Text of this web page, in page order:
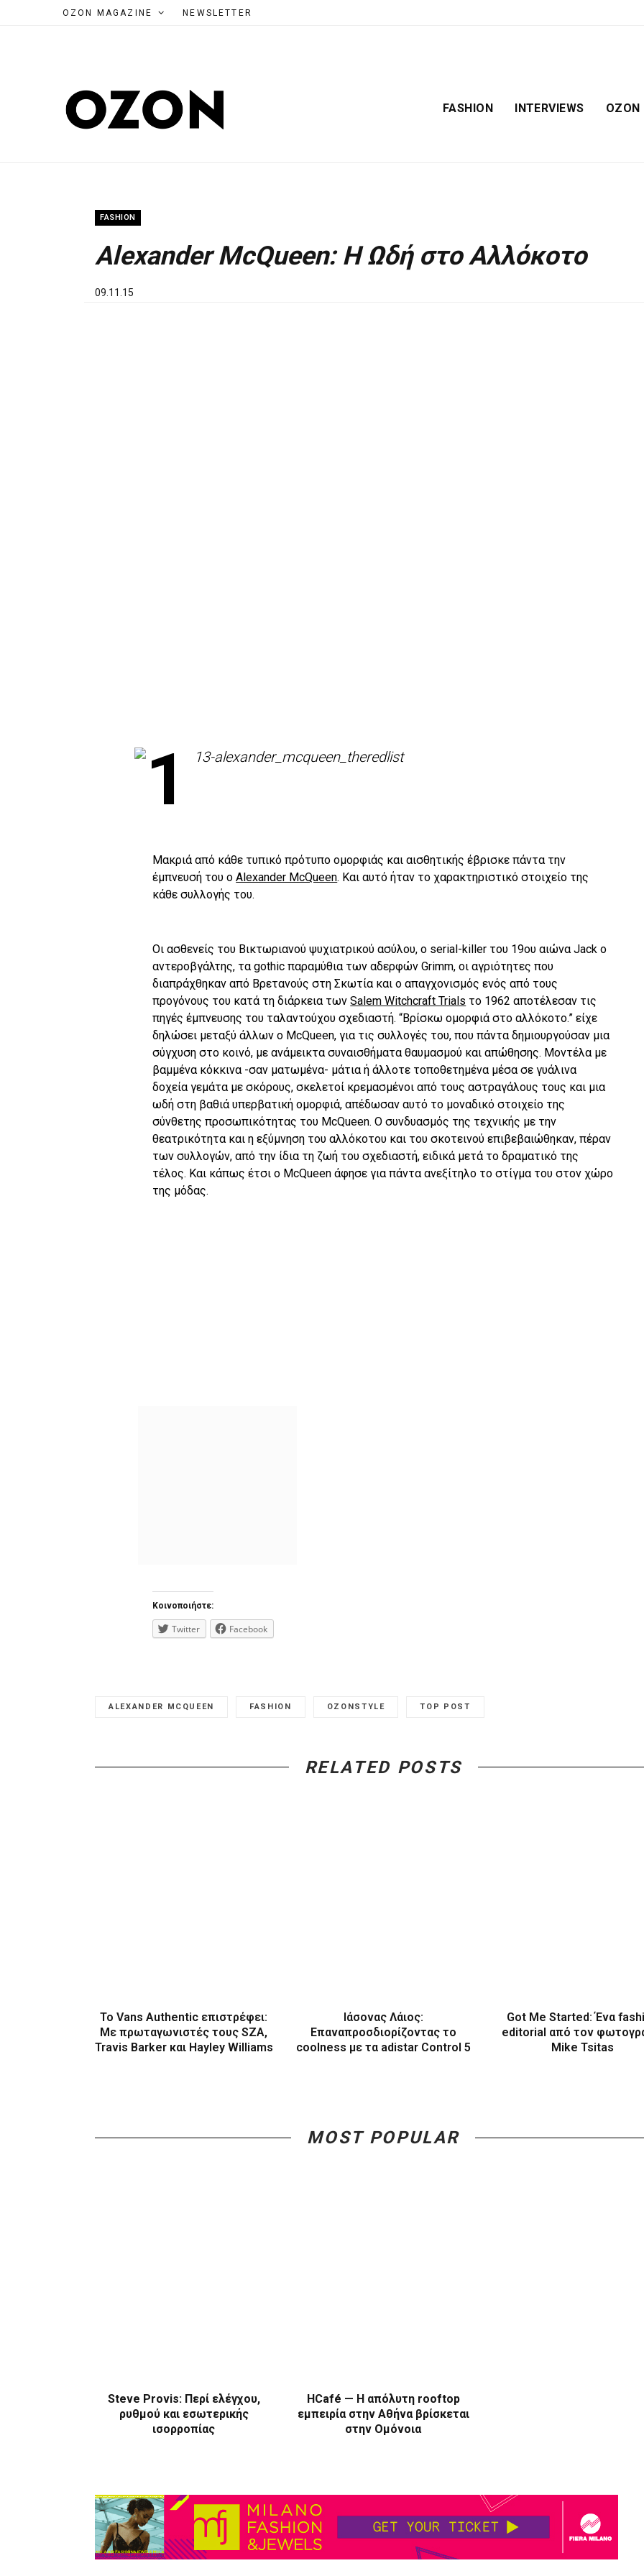
OZON MAGAZINE NEWSLETTER
FASHION INTERVIEWS OZON
FASHION
Alexander McQueen: Η Ωδή στο Αλλόκοτο
09.11.15
Μακριά από κάθε τυπικό πρότυπο ομορφιάς και αισθητικής έβρισκε πάντα την
έμπνευσή του οAlexander McQueen. Και αυτό ήταν το χαρακτηριστικό στοιχείο της
κάθε συλλογής του.
Οι ασθενείς του Βικτωριανού ψυχιατρικού ασύλου, ο serial-killer του 19ου αιώνα Jack ο
αντεροβγάλτης, τα gothic παραμύθια των αδερφών Grimm, οι αγριότητες που
διαπράχθηκαν από Βρετανούς στη Σκωτία και ο απαγχονισμός ενός από τους
προγόνους του κατά τη διάρκεια τωνSalem Witchcraft Trials το 1962 αποτέλεσαν τις
πηγές έμπνευσης του ταλαντούχου σχεδιαστή. “Βρίσκω ομορφιά στο αλλόκοτο.” είχε
δηλώσει μεταξύ άλλων ο McQueen, για τις συλλογές του, που πάντα δημιουργούσαν μια
σύγχυση στο κοινό, με ανάμεικτα συναισθήματα θαυμασμού και απώθησης. Μοντέλα με
βαμμένα κόκκινα -σαν ματωμένα- μάτια ή άλλοτε τοποθετημένα μέσα σε γυάλινα
δοχεία γεμάτα με σκόρους, σκελετοί κρεμασμένοι από τους αστραγάλους τους και μια
ωδή στη βαθιά υπερβατική ομορφιά, απέδωσαν αυτό το μοναδικό στοιχείο της
σύνθετης προσωπικότητας του McQueen. Ο συνδυασμός της τεχνικής με την
θεατρικότητα και η εξύμνηση του αλλόκοτου και του σκοτεινού επιβεβαιώθηκαν, πέραν
των συλλογών, από την ίδια τη ζωή του σχεδιαστή, ειδικά μετά το δραματικό της
τέλος. Και κάπως έτσι ο McQueen άφησε για πάντα ανεξίτηλο το στίγμα του στον χώρο
της μόδας.
Κοινοποιήστε:
Twitter Facebook
ALEXANDER MCQUEEN FASHION OZONSTYLE TOP POST
RELATED POSTS
Το Vans Authentic επιστρέφει:
Με πρωταγωνιστές τους SZA,
Travis Barker και Hayley Williams
Ιάσονας Λάιος:
Επαναπροσδιορίζοντας το
coolness με τα adistar Control 5
Got Me Started: Ένα
editorial από τον
Mike Tsitas
MOST POPULAR
Steve Provis: Περί ελέγχου,
ρυθμού και εσωτερικής
ισορροπίας
HCafé — Η απόλυτη rooftop
εμπειρία στην Αθήνα βρίσκεται
στην Ομόνοια